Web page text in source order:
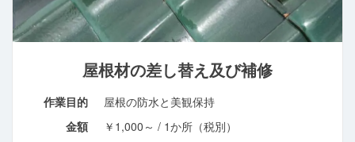
屋根材の差し替え及び補修
作業目的
屋根の防水と美観保持
金額
￥1,000～ / 1か所（税別）